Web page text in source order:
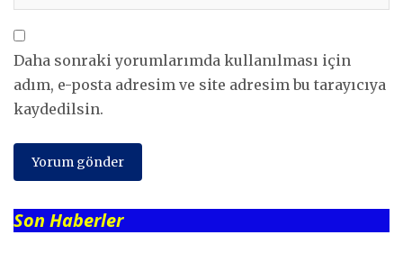
Daha sonraki yorumlarımda kullanılması için
adım, e-posta adresim ve site adresim bu tarayıcıya
kaydedilsin.
Son Haberler